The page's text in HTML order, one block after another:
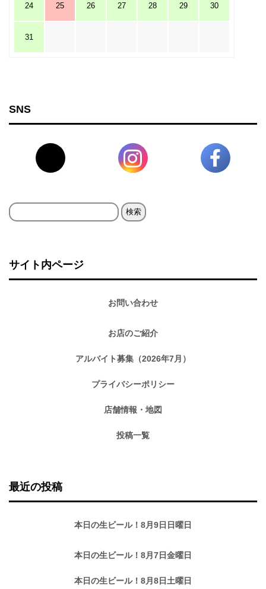
24 25 26 27 28 29 30
31
SNS
検
サイト内ページ
お問い合わせ
お店のご紹介
アルバイト募集（2026年7月）
プライバシーポリシー
店舗情報・地図
投稿一覧
最近の投稿
本日の生ビール！8月9日日曜日
本日の生ビール！8月7日金曜日
本日の生ビール！8月8日土曜日